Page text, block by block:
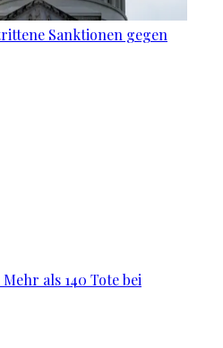
Sanktionen gegen
als 140 Tote bei